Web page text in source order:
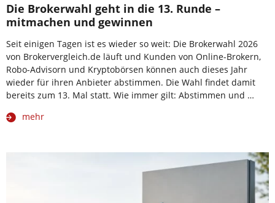
Die Brokerwahl geht in die 13. Runde –
mitmachen und gewinnen
Seit einigen Tagen ist es wieder so weit: Die Brokerwahl 2026
von Brokervergleich.de läuft und Kunden von Online-Brokern,
Robo-Advisorn und Kryptobörsen können auch dieses Jahr
wieder für ihren Anbieter abstimmen. Die Wahl findet damit
bereits zum 13. Mal statt. Wie immer gilt: Abstimmen und …
mehr